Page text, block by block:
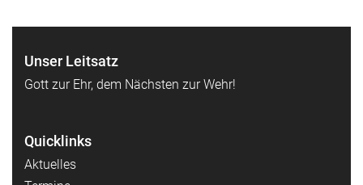
Unser Leitsatz
Gott zur Ehr, dem Nächsten zur Wehr!
Quicklinks
Aktuelles